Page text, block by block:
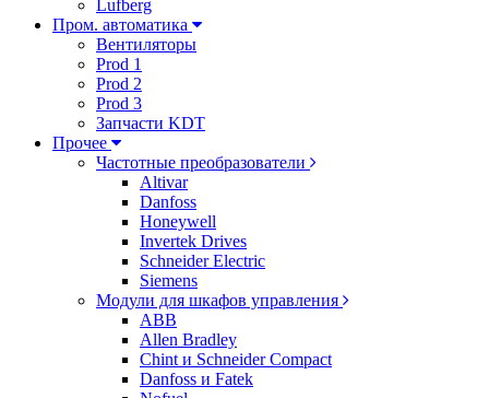
Lufberg
Пром. автоматика
Вентиляторы
Prod 1
Prod 2
Prod 3
Запчасти KDT
Прочее
Частотные преобразователи
Altivar
Danfoss
Honeywell
Invertek Drives
Schneider Electric
Siemens
Модули для шкафов управления
ABB
Allen Bradley
Chint и Schneider Compact
Danfoss и Fatek